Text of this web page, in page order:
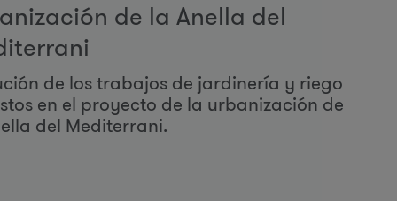
de la Anella del
de los trabajos de jardinería y riego
en el proyecto de la urbanización de
del Mediterrani.